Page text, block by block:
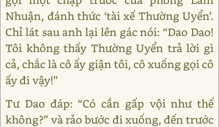
Nhuận, đánh thức ‘tài xế Thường Uyển’.
Chỉ lát sau anh lại lên gác nói: “Dao Dao!
Tôi không thấy Thường Uyển trả lời gì
cả, chắc là cô ấy giận tôi, cô xuống gọi cô
ấy đi vậy!”
Tư Dao đáp: “Có cần gấp vội như thế
không?” và rảo bước đi xuống, đến trước